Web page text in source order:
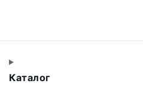
Каталог